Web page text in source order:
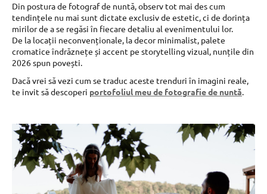
Din postura de fotograf de nuntă, observ tot mai des cum
tendințele nu mai sunt dictate exclusiv de estetic, ci de dorința
mirilor de a se regăsi în fiecare detaliu al evenimentului lor.
De la locații neconvenționale, la decor minimalist, palete
cromatice îndrăznețe și accent pe storytelling vizual, nunțile din
2026 spun povești.
Dacă vrei să vezi cum se traduc aceste trenduri în imagini reale,
te invit să descoperi portofoliul meu de fotografie de nuntă